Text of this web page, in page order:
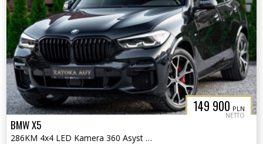
149 900 PLN
NETTO
BMW X5
286KM 4x4 LED Kamera 360 Asyst Kolizji Lane Ass. Navi Grz. Fot Virtual